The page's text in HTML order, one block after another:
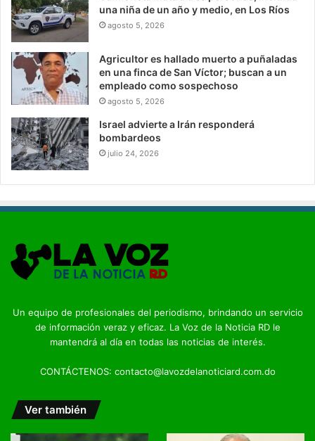
una niña de un año y medio, en Los Ríos
agosto 5, 2026
Agricultor es hallado muerto a puñaladas
en una finca de San Víctor; buscan a un
empleado como sospechoso
agosto 5, 2026
Israel advierte a Irán responderá
bombardeos
julio 24, 2026
Un equipo de profesionales del periodismo, brindando un servicio
de información veraz y eficaz. La Voz de la Noticia RD le
mantendrá al día en todas las noticias de interés.
CONTÁCTENOS: contacto@lavozdelanoticiard.com.do
Ver también